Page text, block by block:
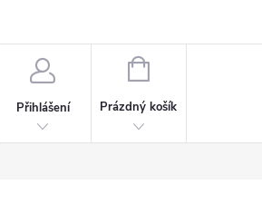
Přihlášení
NÁKUPNÍ
Prázdný košík